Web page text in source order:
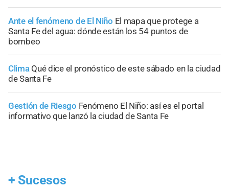
Ante el fenómeno de El Niño El mapa que protege a
Santa Fe del agua: dónde están los 54 puntos de
bombeo
Clima Qué dice el pronóstico de este sábado en la ciudad
de Santa Fe
Gestión de Riesgo Fenómeno El Niño: así es el portal
informativo que lanzó la ciudad de Santa Fe
+ Sucesos